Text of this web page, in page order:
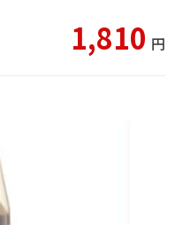
1,810 円